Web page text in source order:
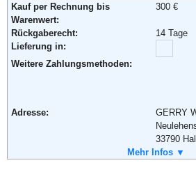
Kauf per Rechnung bis
Warenwert:
300 €
Rückgaberecht:
14 Tage
Lieferung in:
Weitere Zahlungsmethoden:
Adresse:
GERRY
33790
+49 (0)
Mehr Infos ▼